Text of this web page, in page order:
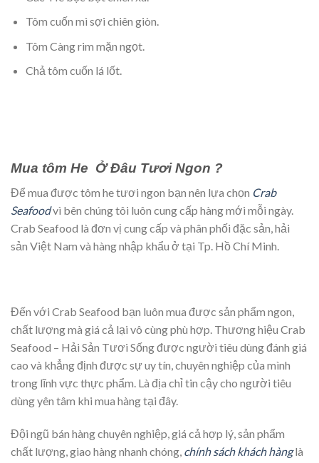
Tôm cuốn mì sợi chiên giòn.
Tôm Càng rim mặn ngọt.
Chả tôm cuốn lá lốt.
Mua tôm He Ở Đâu Tươi Ngon ?
Để mua được tôm he tươi ngon bạn nên lựa chọn Crab
Seafoodvì bên chúng tôi luôn cung cấp hàng mới mỗi ngày.
Crab Seafood là đơn vị cung cấp và phân phối đặc sản, hải
sản Việt Nam và hàng nhập khẩu ở tại Tp. Hồ Chí Minh.
Đến với Crab Seafood bạn luôn mua được sản phẩm ngon,
chất lượng mà giá cả lại vô cùng phù hợp. Thương hiệu Crab
Seafood – Hải Sản Tươi Sống được người tiêu dùng đánh giá
cao và khẳng định được sự uy tín, chuyên nghiệp của mình
trong lĩnh vực thực phẩm. Là địa chỉ tin cậy cho người tiêu
dùng yên tâm khi mua hàng tại đây.
Đội ngũ bán hàng chuyên nghiệp, giá cả hợp lý, sản phẩm
chất lượng, giao hàng nhanh chóng, chính sách khách hànglà